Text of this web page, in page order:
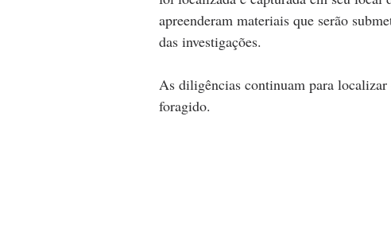
apreenderam materiais que serão
das investigações.
As diligências continuam para
foragido.